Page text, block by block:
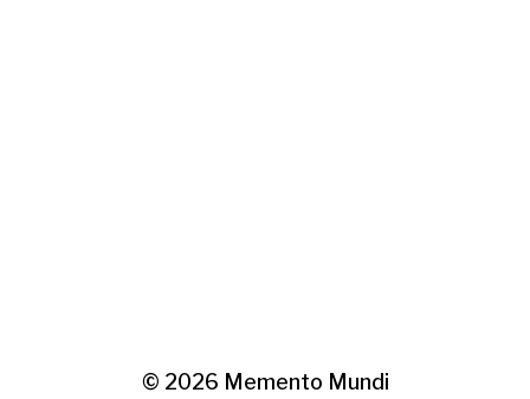
© 2026 Memento Mundi